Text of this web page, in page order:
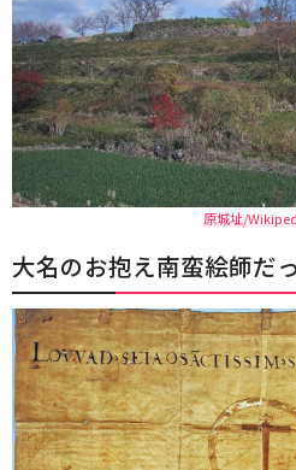
原城址/
大名のお抱え南蛮絵師だ